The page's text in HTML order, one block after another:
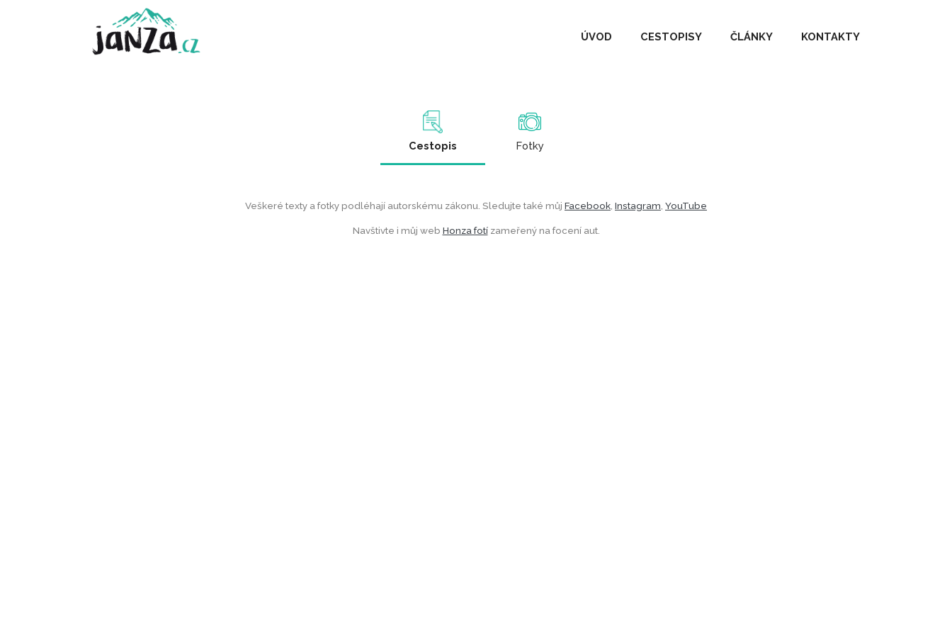
ÚVOD CESTOPISY ČLÁNKY KONTAKTY
Cestopis Fotky
Veškeré texty a fotky podléhají autorskému zákonu. Sledujte také můj Facebook Instagram YouTube
Navštivte i můj web Honza fotízameřený na focení aut.